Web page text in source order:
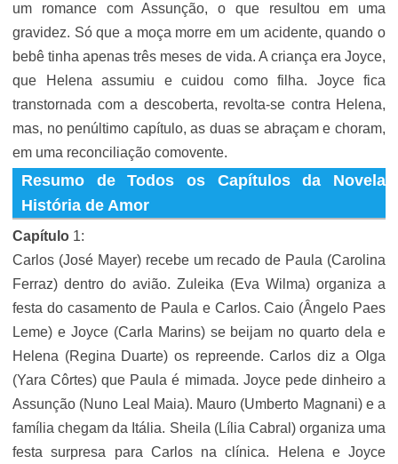
um romance com Assunção, o que resultou em uma
gravidez. Só que a moça morre em um acidente, quando o
bebê tinha apenas três meses de vida. A criança era Joyce,
que Helena assumiu e cuidou como filha. Joyce fica
transtornada com a descoberta, revolta-se contra Helena,
mas, no penúltimo capítulo, as duas se abraçam e choram,
em uma reconciliação comovente.
Resumo de Todos os Capítulos da Novela
História de Amor
Capítulo 1:
Carlos (José Mayer) recebe um recado de Paula (Carolina
Ferraz) dentro do avião. Zuleika (Eva Wilma) organiza a
festa do casamento de Paula e Carlos. Caio (Ângelo Paes
Leme) e Joyce (Carla Marins) se beijam no quarto dela e
Helena (Regina Duarte) os repreende. Carlos diz a Olga
(Yara Côrtes) que Paula é mimada. Joyce pede dinheiro a
Assunção (Nuno Leal Maia). Mauro (Umberto Magnani) e a
família chegam da Itália. Sheila (Lília Cabral) organiza uma
festa surpresa para Carlos na clínica. Helena e Joyce